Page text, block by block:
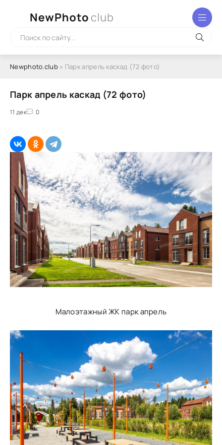
NewPhoto club
Newphoto.club» Парк апрель каскад (72 фото)
Парк апрель каскад (72 фото)
11 дек 0
Малоэтажный ЖК парк апрель